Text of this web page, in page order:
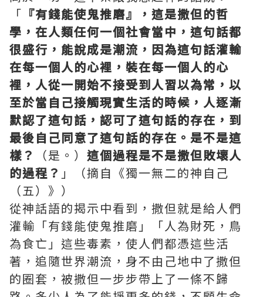
「 『有錢能使鬼推磨』，這是撒但的哲
學，在人類任何一個社會當中，這句話都
很盛行，能說成是潮流，因為這句話灌輸
在每一個人的心裡，裝在每一個人的心
裡，人從一開始不接受到人習以為常，以
至於當自己接觸現實生活的時候，人逐漸
默認了這句話，認可了這句話的存在，到
最後自己同意了這句話的存在。是不是這
樣？
（是。） 這個過程是不是撒但敗壞人
的過程？ 」（摘自《獨一無二的神自己
（五）》）
從神話語的揭示中看到，撒但就是給人們
灌輸「有錢能使鬼推磨」「人為財死，鳥
為食亡」這些毒素，使人們都憑這些活
著，追隨世界潮流，身不由己地中了撒但
的圈套，被撒但一步步帶上了一條不歸